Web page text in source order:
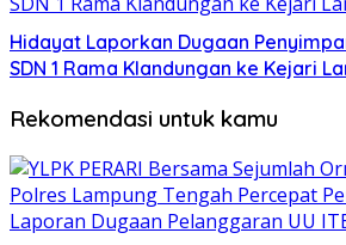
Hidayat Laporkan Dugaan
SDN 1 Rama Klandungan ke Kejari
Rekomendasi untuk kamu